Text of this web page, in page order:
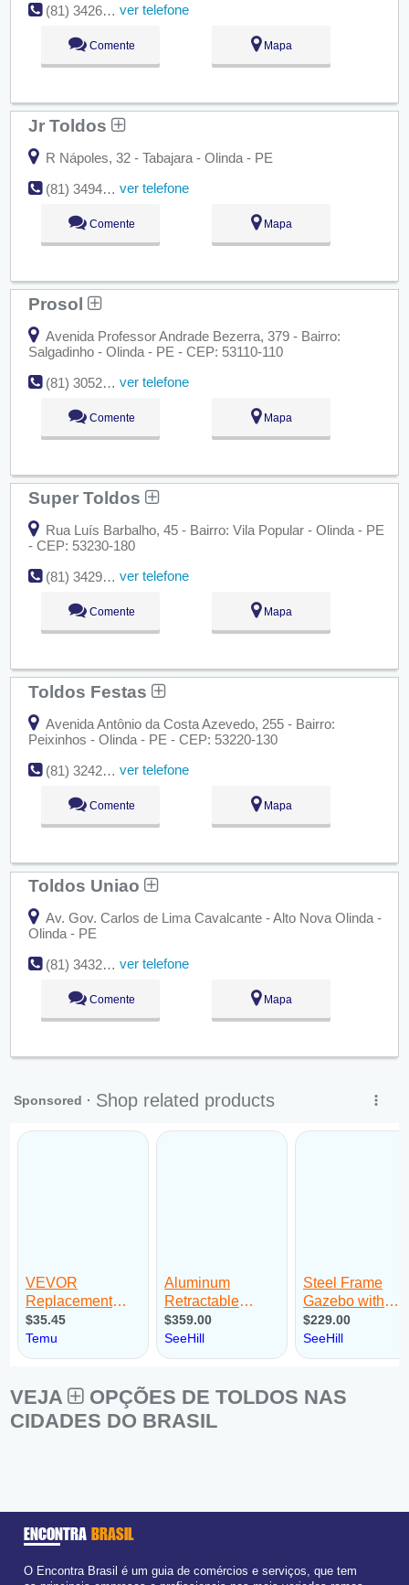
(81) 3426-1483
ver telefone
Comente Mapa
Jr Toldos
R Nápoles, 32 - Tabajara - Olinda - PE
(81) 3494-2093
ver telefone
Comente Mapa
Prosol
Avenida Professor Andrade Bezerra, 379 - Bairro:
Salgadinho - Olinda - PE - CEP: 53110-110
(81) 3052-3709
ver telefone
Comente Mapa
Super Toldos
Rua Luís Barbalho, 45 - Bairro: Vila Popular - Olinda - PE
- CEP: 53230-180
(81) 3429-7321
ver telefone
Comente Mapa
Toldos Festas
Avenida Antônio da Costa Azevedo, 255 - Bairro:
Peixinhos - Olinda - PE - CEP: 53220-130
(81) 3242-2938
ver telefone
Comente Mapa
Toldos Uniao
Av. Gov. Carlos de Lima Cavalcante - Alto Nova Olinda -
Olinda - PE
(81) 3432-9360
ver telefone
Comente Mapa
VEJA
OPÇÕES DE TOLDOS NAS
CIDADES DO BRASIL
ENCONTRA BRASIL
O Encontra Brasil é um guia de comércios e serviços, que tem